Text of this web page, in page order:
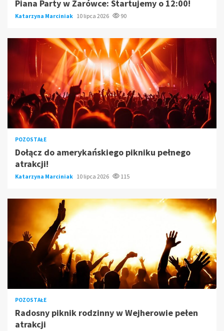
Piana Party w Żarówce: Startujemy o 12:00!
Katarzyna Marciniak 10 lipca 2026 90
POZOSTAŁE
Dołącz do amerykańskiego pikniku pełnego
atrakcji!
Katarzyna Marciniak 10 lipca 2026 115
POZOSTAŁE
Radosny piknik rodzinny w Wejherowie pełen
atrakcji